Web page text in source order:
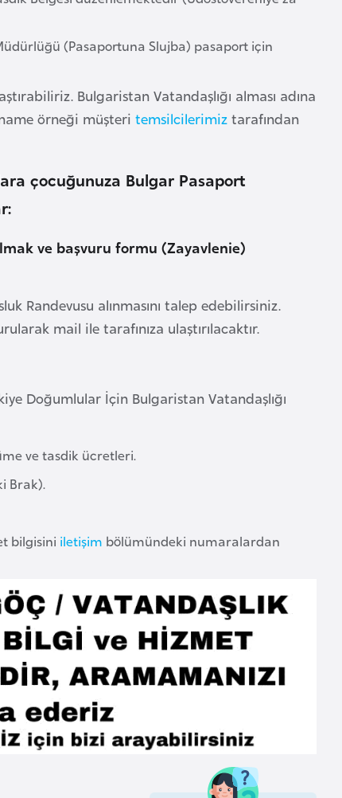
(Pasaportuna Slujba) pasaport için
Bulgaristan Vatandaşlığı alması adına
örneği müşteri temsilcilerimiz tarafından
çocuğunuza Bulgar Pasaport
ve başvuru formu (Zayavlenie)
Randevusu alınmasını talep edebilirsiniz.
mail ile tarafınıza ulaştırılacaktır.
Doğumlular İçin Bulgaristan Vatandaşlığı
ve tasdik ücretleri.
Brak).
bilgisini iletişim bölümündeki numaralardan